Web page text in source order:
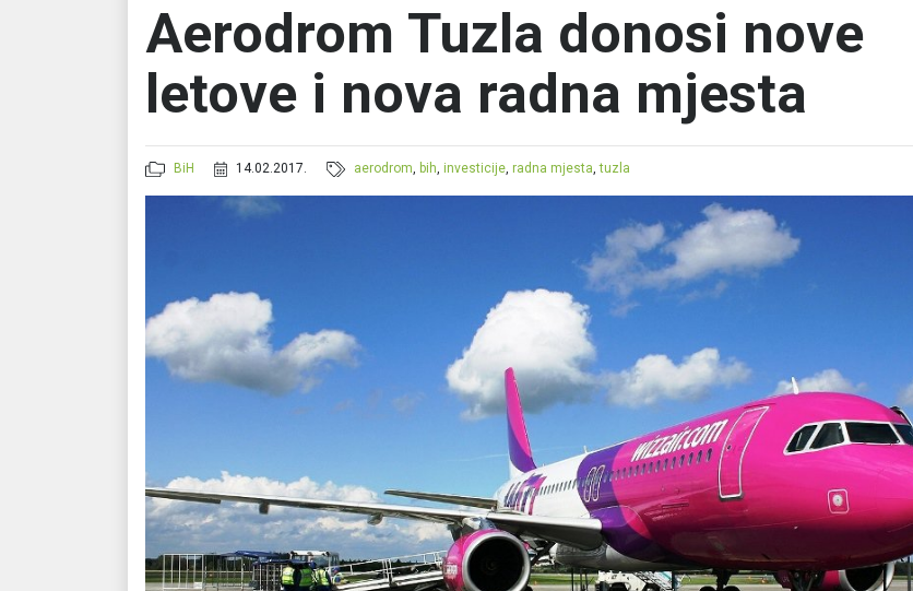
Aerodrom Tuzla donosi nove
letove i nova radna mjesta
BiH 14.02.2017. aerodrom, bih,investicije,radna mjesta,tuzla